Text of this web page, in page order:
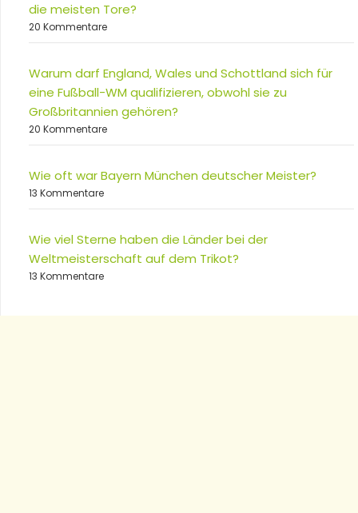
die meisten Tore?
20 Kommentare
Warum darf England, Wales und Schottland sich für
eine Fußball-WM qualifizieren, obwohl sie zu
Großbritannien gehören?
20 Kommentare
Wie oft war Bayern München deutscher Meister?
13 Kommentare
Wie viel Sterne haben die Länder bei der
Weltmeisterschaft auf dem Trikot?
13 Kommentare